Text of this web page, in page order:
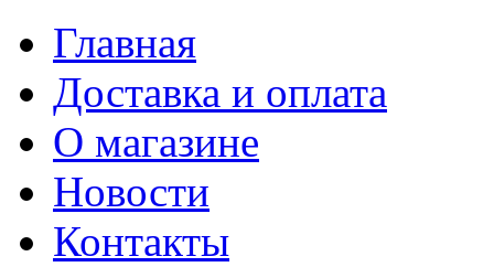
Главная
Доставка и оплата
О магазине
Новости
Контакты